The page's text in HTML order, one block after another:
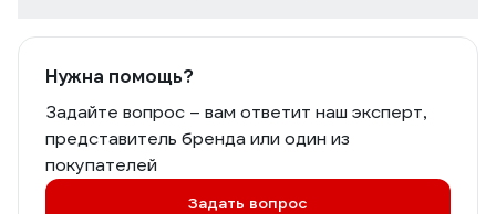
Нужна помощь?
Задайте вопрос – вам ответит наш эксперт,
представитель бренда или один из
покупателей
Задать вопрос